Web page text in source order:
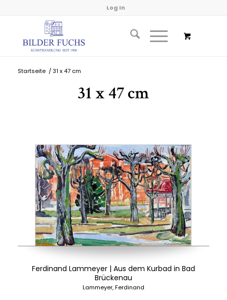
Log In
Startseite / 31 x 47 cm
31 x 47 cm
Ferdinand Lammeyer | Aus dem Kurbad in Bad
Brückenau
Lammeyer, Ferdinand